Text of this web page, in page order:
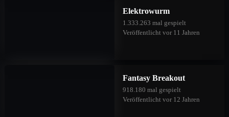
Elektrowurm
1.333.263 mal gespielt
Veröffentlicht vor 11 Jahren
Fantasy Breakout
918.180 mal gespielt
Veröffentlicht vor 12 Jahren